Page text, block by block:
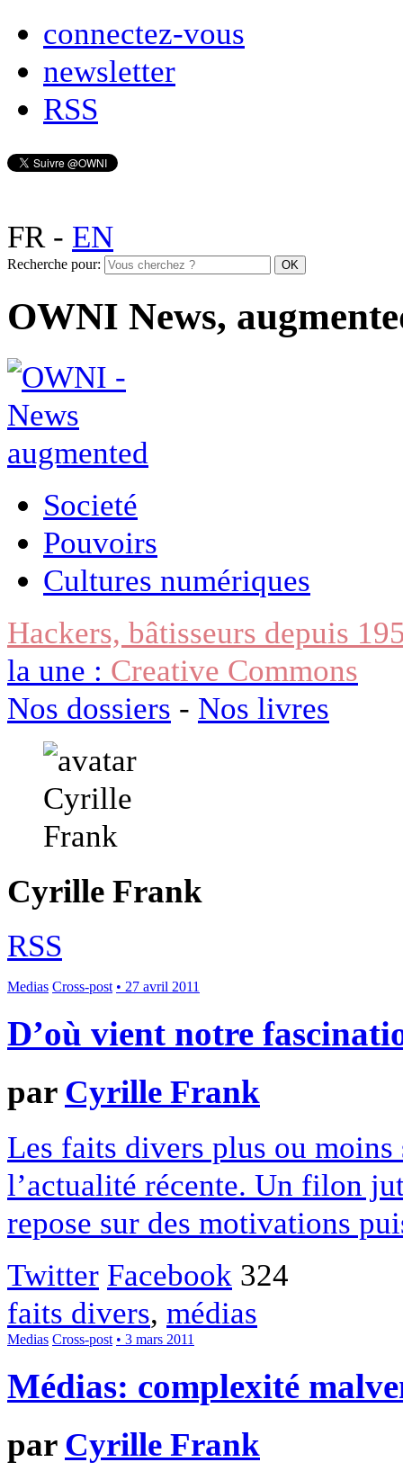
connectez-vous
newsletter
RSS
FR- EN
Recherche pour:
OWNI News,
Societé
Pouvoirs
Cultures numériques
Hackers, bâtisseurs depuis
la une : Creative Commons
Nos dossiers - Nos livres
Cyrille Frank
RSS
Medias Cross-post • 27 avril 2011
D’où vient notre
par Cyrille Frank
Les faits divers plus ou
l’actualité récente. Un filon
repose sur des motivations
Twitter Facebook 324
faits divers, médias
Medias Cross-post • 3 mars 2011
Médias: complexité
par Cyrille Frank